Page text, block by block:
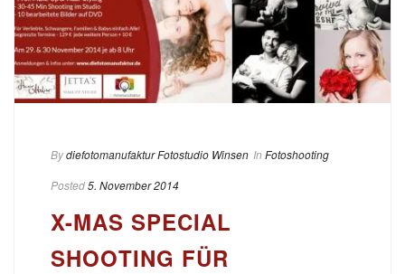
Bydiefotomanufaktur Fotostudio Winsen In Fotoshooting
Posted5. November 2014
X-MAS SPECIAL
SHOOTING FÜR